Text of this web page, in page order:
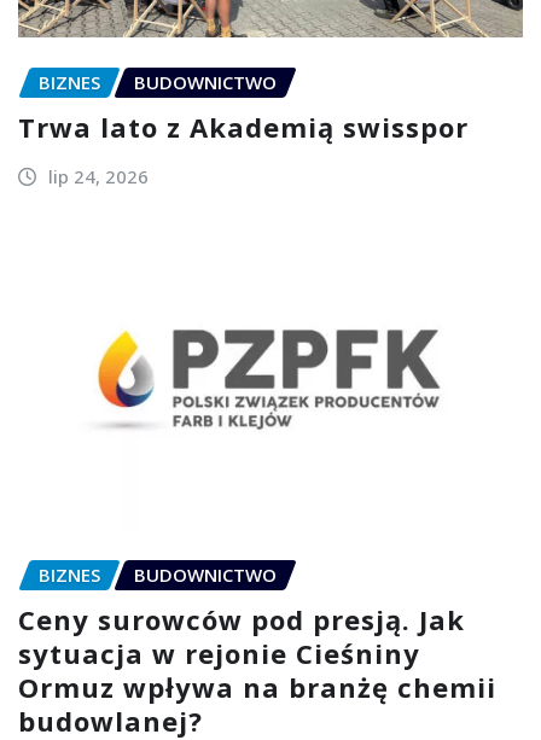
BIZNES BUDOWNICTWO
Trwa lato z Akademią swisspor
lip 24, 2026
BIZNES BUDOWNICTWO
Ceny surowców pod presją. Jak
sytuacja w rejonie Cieśniny
Ormuz wpływa na branżę chemii
budowlanej?